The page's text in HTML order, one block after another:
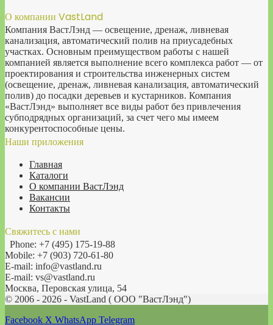
О компании VastLand
Компания ВастЛэнд — освещение, дренаж, ливневая
канализация, автоматический полив на приусадебных
участках. Основным преимуществом работы с нашей
компанией является выполнение всего комплекса работ — от
проектирования и строительства инженерных систем
(освещение, дренаж, ливневая канализация, автоматический
полив) до посадки деревьев и кустарников. Компания
«ВастЛэнд» выполняет все виды работ без привлечения
субподрядных организаций, за счет чего мы имеем
конкурентоспособные цены.
Наши приложения
Главная
Каталоги
О компании ВастЛэнд
Вакансии
Контакты
Свяжитесь с нами
Phone: +7 (495) 175-19-88
Mobile: +7 (903) 720-61-80
E-mail: info@vastland.ru
E-mail: vs@vastland.ru
Москва, Перовская улица, 54
© 2006 - 2026 - VastLand ( OOO "ВастЛэнд")
Facebook X WhatsApp Telegram